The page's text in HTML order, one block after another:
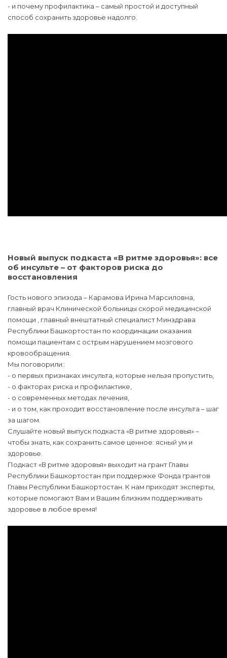
- и почему профилактика – самый простой и доступный
способ сохранить здоровье надолго.
Новый выпуск подкаста «В ритме здоровья»: все
об инсульте – от факторов риска до
восстановления
Гость нового эпизода – Карамова Ирина Марсиловна,
главный врач Клинической больницы скорой медицинской
помощи , главный внештатный специалист Минздрава
Республики Башкортостан по координации оказания
помощи пациентам с острым нарушением мозгового
кровообращения.
Мы поговорили::
- о первых признаках инсульта, которые нельзя пропустить,
- о факторах риска и профилактике,
- о современных методах лечения,
- и о том, как проходит восстановление после инсульта – шаг
за шагом.
Слушайте новый выпуск подкаста «В ритме здоровья» –
чтобы знать, как сохранить самое ценное: ясный ум и
здоровье.
Подкаст «В ритме здоровья» выходит на грант Главы
Республики Башкортостан при поддержке Фонда грантов
Главы Республики Башкортостан. К нам приходят эксперты,
которые помогают Вам и Вашим близким поддерживать
здоровье в любое время!